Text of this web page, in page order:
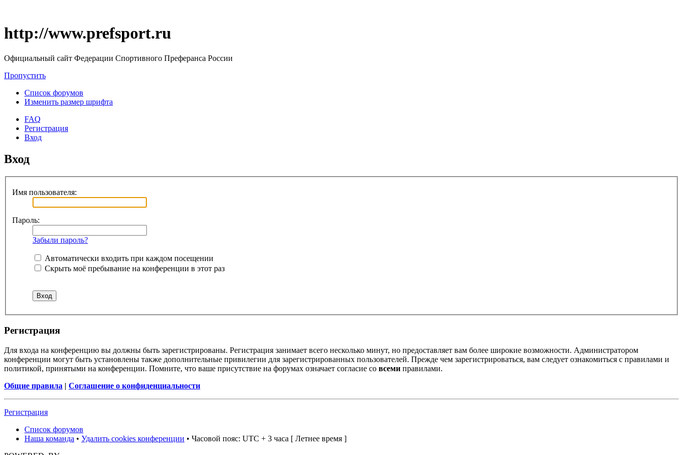
http://www.prefsport.ru
Официальный сайт Федерации Спортивного Преферанса России
Пропустить
Список форумов
Изменить размер шрифта
FAQ
Регистрация
Вход
Вход
Имя пользователя:
Пароль:
Забыли пароль?
Автоматически входить при каждом посещении
Скрыть моё пребывание на конференции в этот раз
Регистрация
Для входа на конференцию вы должны быть зарегистрированы. Регистрация занимает всего несколько минут, но предоставляет вам более широкие возможности. Администратором
конференции могут быть установлены также дополнительные привилегии для зарегистрированных пользователей. Прежде чем зарегистрироваться, вам следует ознакомиться с правилами и
политикой, принятыми на конференции. Помните, что ваше присутствие на форумах означает согласие со всеми правилами.
Общие правила | Соглашение о конфиденциальности
Регистрация
Список форумов
Наша команда • Удалить cookies конференции • Часовой пояс: UTC + 3 часа [ Летнее время ]